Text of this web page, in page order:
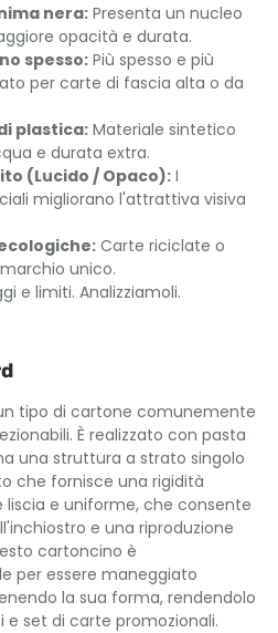
nera: Presenta un nucleo
opacità e durata.
spesso: Più spesso e più
per carte di fascia alta o da
plastica:Materiale sintetico
e durata extra.
(Lucido / Opaco): I
migliorano l'attrattiva visiva
Carte riciclate o
unico.
e limiti. Analizziamoli.
tipo di cartone comunemente
È realizzato con pasta
una struttura a strato singolo
che fornisce una rigidità
liscia e uniforme, che consente
e una riproduzione
cartoncino è
per essere maneggiato
la sua forma, rendendolo
set di carte promozionali.